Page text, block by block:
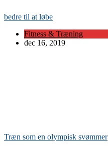
bedre til at løbe
Fitness & Træning
dec 16, 2019
Træn som en olympisk svømmer